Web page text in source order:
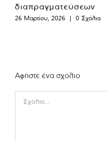
διαπραγματεύσεων
26 Μαρτίου, 2026 | 0 Σχόλια
Αφήστε ένα σχόλιο